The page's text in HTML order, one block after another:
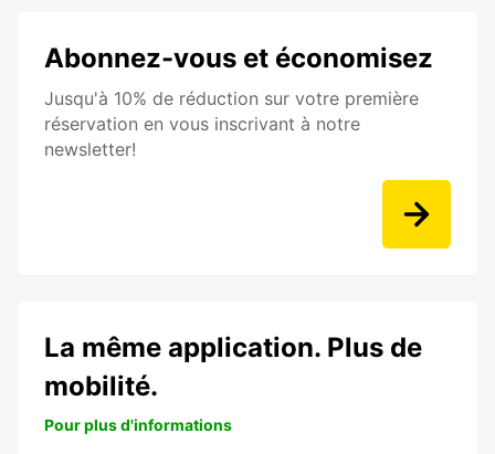
Abonnez-vous et économisez
Jusqu'à 10% de réduction sur votre première
réservation en vous inscrivant à notre
newsletter!
La même application. Plus de
mobilité.
Pour plus d'informations